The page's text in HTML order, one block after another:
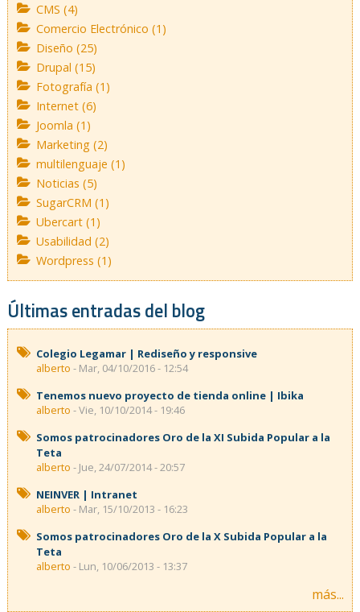
CMS (4)
Comercio Electrónico (1)
Diseño (25)
Drupal (15)
Fotografía (1)
Internet (6)
Joomla (1)
Marketing (2)
multilenguaje (1)
Noticias (5)
SugarCRM (1)
Ubercart (1)
Usabilidad (2)
Wordpress (1)
Últimas entradas del blog
Colegio Legamar | Rediseño y responsive
alberto - Mar, 04/10/2016 - 12:54
Tenemos nuevo proyecto de tienda online | Ibika
alberto - Vie, 10/10/2014 - 19:46
Somos patrocinadores Oro de la XI Subida Popular a la
Teta
alberto - Jue, 24/07/2014 - 20:57
NEINVER | Intranet
alberto - Mar, 15/10/2013 - 16:23
Somos patrocinadores Oro de la X Subida Popular a la
Teta
alberto - Lun, 10/06/2013 - 13:37
más...